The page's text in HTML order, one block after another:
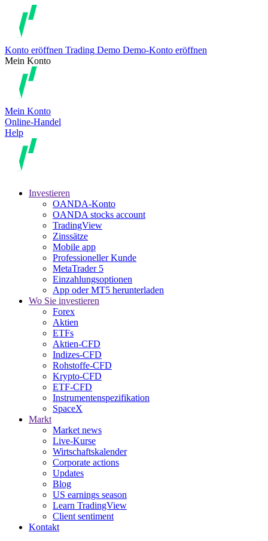
Konto eröffnen Trading Demo Demo-Konto eröffnen
Mein Konto
Mein Konto
Online-Handel
Help
Investieren
OANDA-Konto
OANDA stocks account
TradingView
Zinssätze
Mobile app
Professioneller Kunde
MetaTrader 5
Einzahlungsoptionen
App oder MT5 herunterladen
Wo Sie investieren
Forex
Aktien
ETFs
Aktien-CFD
Indizes-CFD
Rohstoffe-CFD
Krypto-CFD
ETF-CFD
Instrumentenspezifikation
SpaceX
Markt
Market news
Live-Kurse
Wirtschaftskalender
Corporate actions
Updates
Blog
US earnings season
Learn TradingView
Client sentiment
Kontakt